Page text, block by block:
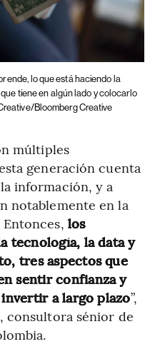
ende, lo que está haciendo la
tiene en algún lado y colocarlo
Bloomberg Creative
múltiples
generación cuenta
información, y a
notablemente en la
los
tecnología, la data y
tres aspectos que
sentir confianza y
a largo plazo”,
consultora sénior de